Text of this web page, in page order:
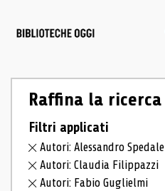
Raffina la ricerca
Filtri applicati
Autori: Alessandro Spedale
Autori: Claudia Filippazzi
Autori: Fabio Guglielmi